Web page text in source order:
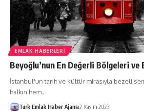
EMLAK HABERLERI
Beyoğlu’nun En Değerli Bölgeleri ve
İstanbul'un tarih ve kültür mirasıyla bezeli
halkın hem…
Turk Emlak Haber Ajansı2 Kasım 2023